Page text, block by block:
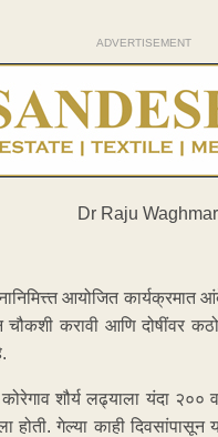
ADVERTISEMENT
आयोजित
चौकशी करावी आणि दोषींवर
शौर्य लढ्याला यंदा
होती. गेल्या काही